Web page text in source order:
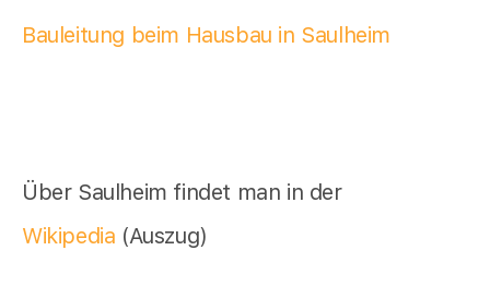
Bauleitung beim Hausbau in Saulheim
Über Saulheim findet man in der
Wikipedia (Auszug)